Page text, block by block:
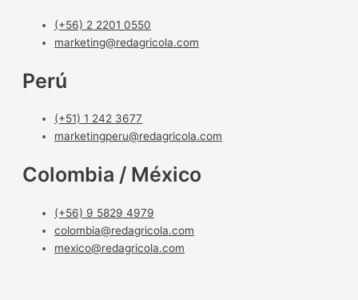
(+56) 2 2201 0550
marketing@redagricola.com
Perú
(+51) 1 242 3677
marketingperu@redagricola.com
Colombia / México
(+56) 9 5829 4979
colombia@redagricola.com
mexico@redagricola.com